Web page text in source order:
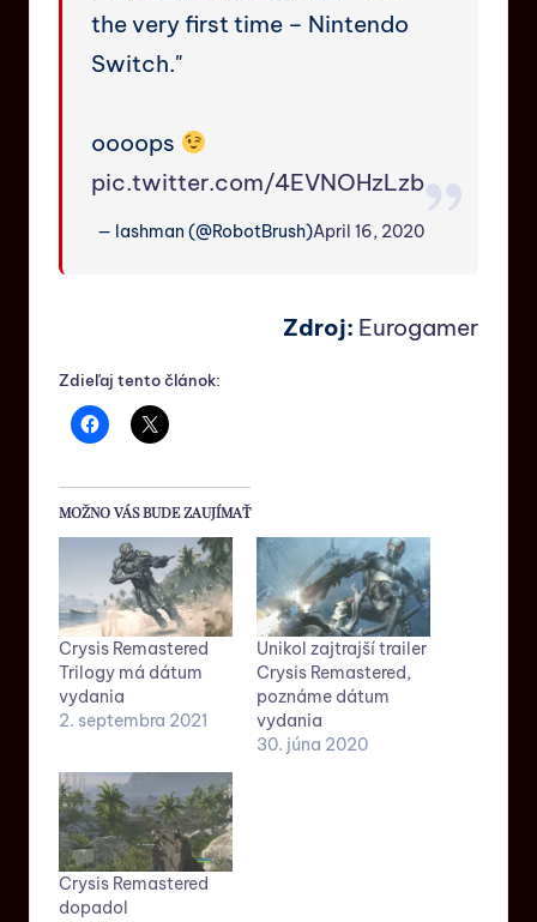
the very first time – Nintendo
Switch."
oooops
pic.twitter.com/4EVNOHzLzb
— lashman (@RobotBrush)April 16, 2020
Zdroj: Eurogamer
Zdieľaj tento článok:
MOŽNO VÁS BUDE ZAUJÍMAŤ
Crysis Remastered
Trilogy má dátum
vydania
2. septembra 2021
Unikol zajtrajší trailer
Crysis Remastered,
poznáme dátum
vydania
30. júna 2020
Crysis Remastered
dopadol